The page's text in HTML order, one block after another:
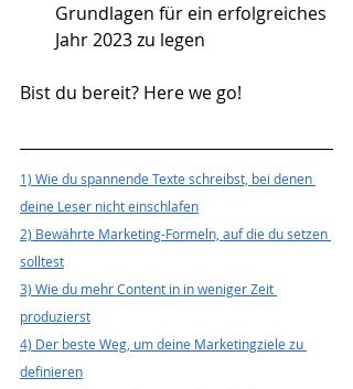
Grundlagen für ein erfolgreiches
Jahr 2023 zu legen
Bist du bereit? Here we go!
1) Wie du spannende Texte schreibst, bei denen
deine Leser nicht einschlafen
2) Bewährte Marketing-Formeln, auf die du setzen
solltest
3) Wie du mehr Content in in weniger Zeit
produzierst
4) Der beste Weg, um deine Marketingziele zu
definieren